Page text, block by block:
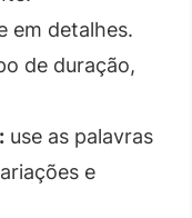
em detalhes.
de duração,
use as palavras
e